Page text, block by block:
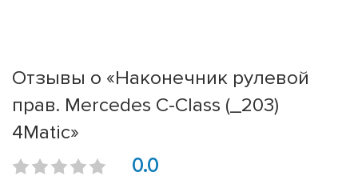
Отзывы о «Наконечник рулевой
прав. Mercedes C-Class (_203)
4Matic»
0.0